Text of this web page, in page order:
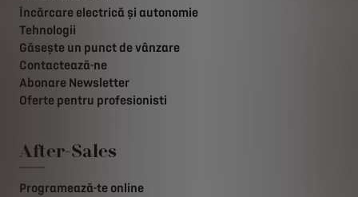
Încărcare electrică și autonomie
Tehnologii
Găsește un punct de vânzare
Contactează-ne
Abonare Newsletter
Oferte pentru profesionisti
After-Sales
Programează-te online